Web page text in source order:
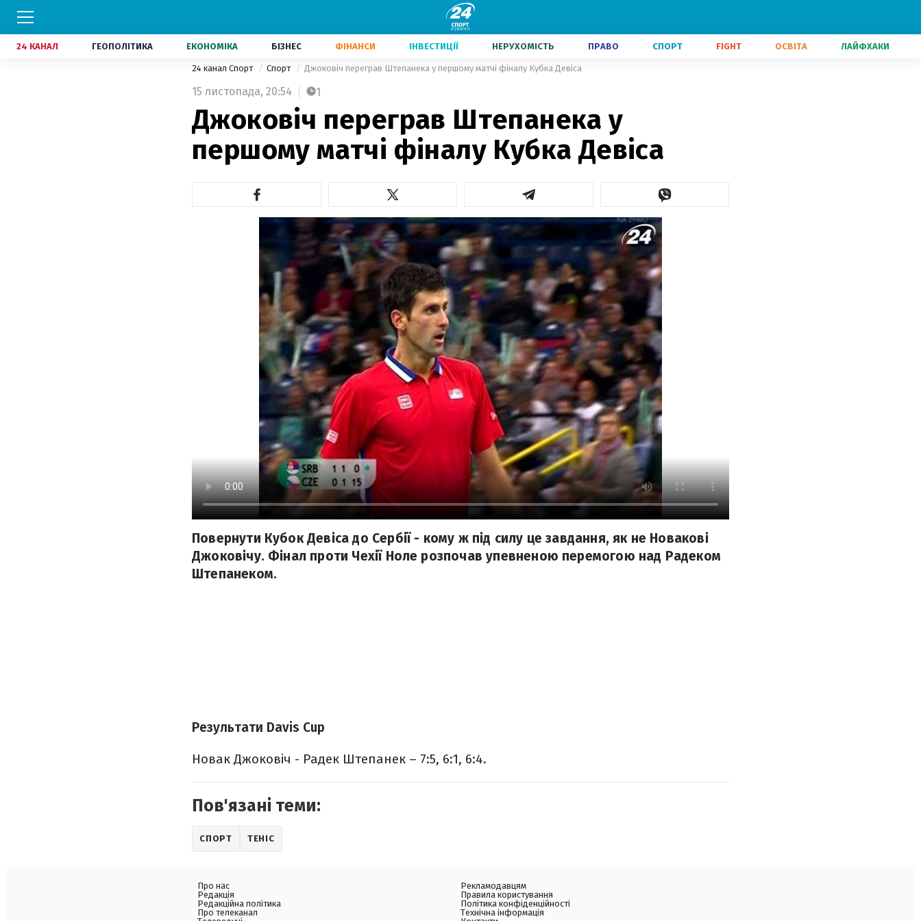
24 КАНАЛ ГЕОПОЛІТИКА ЕКОНОМІКА БІЗНЕС ФІНАНСИ ІНВЕСТИЦІЇ НЕРУХОМІСТЬ ПРАВО СПОРТ FIGHT ОСВІТА ЛАЙФХАКИ
24 канал Спорт Спорт Джоковіч переграв Штепанека у першому матчі фіналу Кубка Девіса
15 листопада, 20:54 1
Джоковіч переграв Штепанека у
першому матчі фіналу Кубка Девіса
Повернути Кубок Девіса до Сербії - кому ж під силу це завдання, як не Новакові
Джоковічу. Фінал проти Чехії Ноле розпочав упевненою перемогою над Радеком
Штепанеком.
Результати Davis Cup
Новак Джоковіч - Радек Штепанек – 7:5, 6:1, 6:4.
Пов'язані теми:
СПОРТ ТЕНІС
Про нас
Редакція
Редакційна політика
Про телеканал
Рекламодавцям
Правила користування
Політика конфіденційності
Технічна інформація